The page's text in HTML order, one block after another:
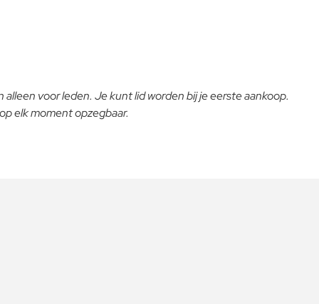
voor leden. Je kunt lid worden bij je eerste aankoop.
elk moment opzegbaar.